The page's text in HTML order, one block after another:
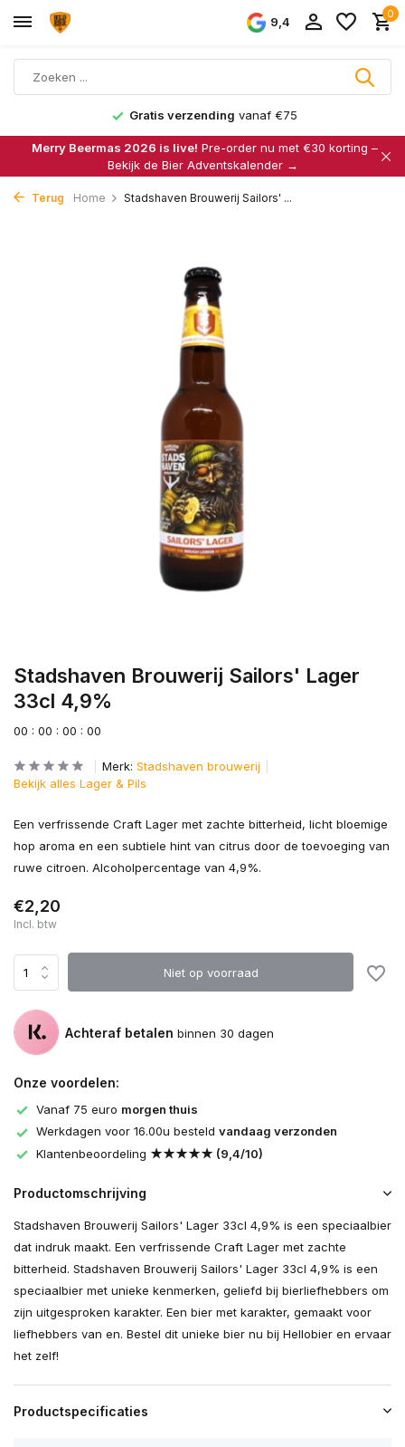
9,4
0
Gratis verzending vanaf €75
Merry Beermas 2026 is live! Pre-order nu met €30 korting –
Bekijk de Bier Adventskalender →
Terug Home Stadshaven Brouwerij Sailors' ...
Stadshaven Brouwerij Sailors' Lager
33cl 4,9%
00 : 00 : 00 : 00
Merk: Stadshaven brouwerij
Bekijk alles Lager & Pils
Een verfrissende Craft Lager met zachte bitterheid, licht bloemige
hop aroma en een subtiele hint van citrus door de toevoeging van
ruwe citroen. Alcoholpercentage van 4,9%.
€2,20
Incl. btw
Niet op voorraad
Achteraf betalen binnen 30 dagen
Onze voordelen:
Vanaf 75 euro morgen thuis
Werkdagen voor 16.00u besteld vandaag verzonden
Klantenbeoordeling ★★★★★ (9,4/10)
Productomschrijving
Stadshaven Brouwerij Sailors' Lager 33cl 4,9% is een speciaalbier
dat indruk maakt. Een verfrissende Craft Lager met zachte
bitterheid. Stadshaven Brouwerij Sailors' Lager 33cl 4,9% is een
speciaalbier met unieke kenmerken, geliefd bij bierliefhebbers om
zijn uitgesproken karakter. Een bier met karakter, gemaakt voor
liefhebbers van en. Bestel dit unieke bier nu bij Hellobier en ervaar
het zelf!
Productspecificaties